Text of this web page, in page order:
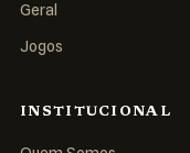
Geral
Jogos
INSTITUCIONAL